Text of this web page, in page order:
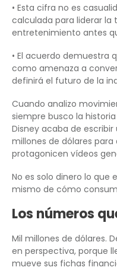
• Esta cifra no es
calculada para liderar
entretenimiento antes
• El acuerdo demuestra
como amenaza a
definirá el futuro de la
Cuando analizo
siempre busco la
Disney acaba de
millones de dólares
protagonicen vídeos
No es solo dinero lo que
mismo de cómo
Los números
Mil millones de dólares.
en perspectiva, porque
mueve sus fichas